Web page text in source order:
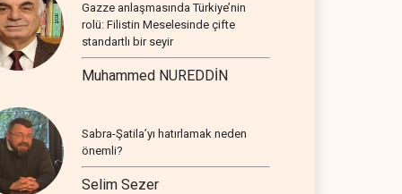
Gazze anlaşmasında Türkiye’nin
rolü: Filistin Meselesinde çifte
standartlı bir seyir
Muhammed NUREDDİN
Sabra-Şatila’yı hatırlamak neden
önemli?
Selim Sezer